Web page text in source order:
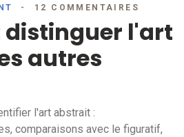
12 COMMENTAIRES
l'art
autres
l'art abstrait :
comparaisons avec le figuratif,